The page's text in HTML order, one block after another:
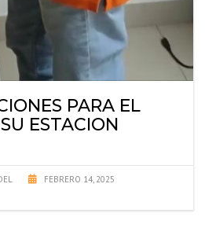
PARA EL
ESTACION
FEBRERO 14, 2025